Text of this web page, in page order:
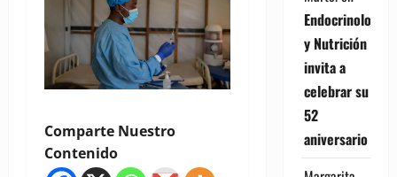
Comparte Nuestro
Contenido
Endocrinología
y Nutrición
invita a
celebrar su
52
aniversario